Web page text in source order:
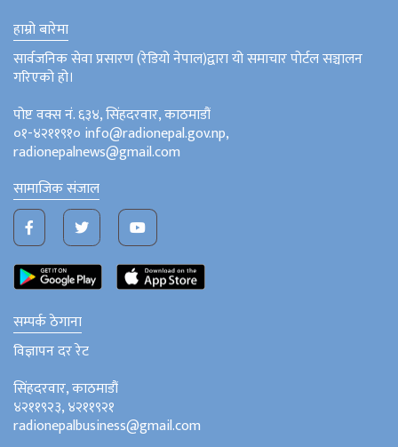
हाम्रो बारेमा
सार्वजनिक सेवा प्रसारण (रेडियो नेपाल)द्वारा यो समाचार पोर्टल सञ्चालन
गरिएको हो।
पोष्ट वक्स नं. ६३४, सिंहदरवार, काठमाडौं
०१-४२११९१० info@radionepal.gov.np,
radionepalnews@gmail.com
सामाजिक संजाल
सम्पर्क ठेगाना
विज्ञापन दर रेट
सिंहदरवार, काठमाडौं
४२११९२३, ४२११९२१
radionepalbusiness@gmail.com